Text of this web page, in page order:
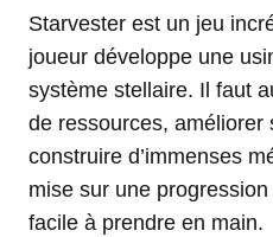
Starvester est un jeu
joueur développe une
système stellaire. Il faut
de ressources, améliorer
construire d’immenses
mise sur une
facile à prendre en main.